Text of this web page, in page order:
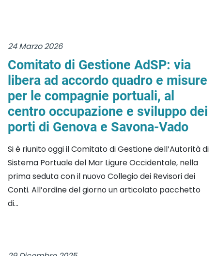
24 Marzo 2026
Comitato di Gestione AdSP: via
libera ad accordo quadro e misure
per le compagnie portuali, al
centro occupazione e sviluppo dei
porti di Genova e Savona-Vado
Si è riunito oggi il Comitato di Gestione dell’Autorità di
Sistema Portuale del Mar Ligure Occidentale, nella
prima seduta con il nuovo Collegio dei Revisori dei
Conti. All’ordine del giorno un articolato pacchetto
di...